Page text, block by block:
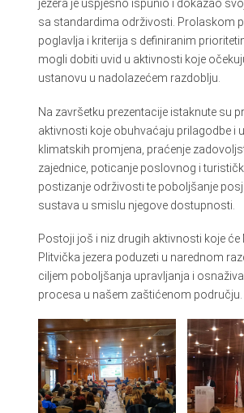
jezera je uspješno ispunio i dokazao
sa standardima održivosti. Prolaskom
poglavlja i kriterija s definiranim
mogli dobiti uvid u aktivnosti koje
ustanovu u nadolazećem razdoblju.
Na završetku prezentacije istaknute su
aktivnosti koje obuhvaćaju prilagodbe i
klimatskih promjena, praćenje
zajednice, poticanje poslovnog i
postizanje održivosti te poboljšanje
sustava u smislu njegove dostupnosti.
Postoji još i niz drugih aktivnosti koje
Plitvička jezera poduzeti u narednom
ciljem poboljšanja upravljanja i
procesa u našem zaštićenom području.